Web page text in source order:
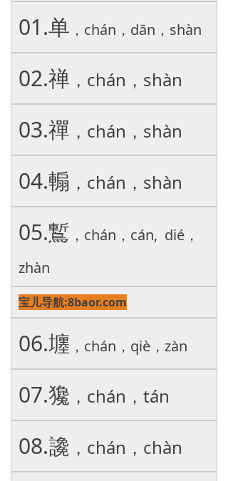
01.单 ，chán，dān，shàn
02.禅 ，chán，shàn
03.禪 ，chán，shàn
04.䡪 ，chán，shàn
05.䳻 ，chán，cán, dié，
zhàn
宝儿导航:8baor.com
06.㙻 ，chán，qiè，zàn
07.㺥 ，chán，tán
08.䜛 ，chán，chàn